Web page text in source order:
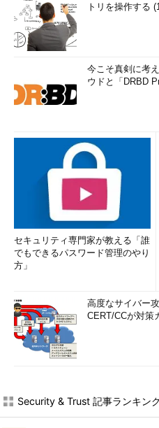
トリを操作する
今こそ真剣に考
ウドと「DRBD
セキュリティ専門家が教える「誰
でもできるパスワード管理のやり
方」
高度なサイバー
CERT/CCが対策
Security & Trust 記事ランキン